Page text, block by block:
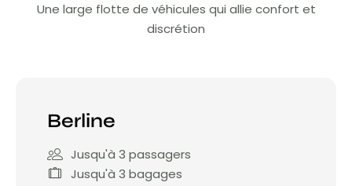
Une large flotte de véhicules qui allie confort et
discrétion
Berline
Jusqu'à 3 passagers
Jusqu'à 3 bagages